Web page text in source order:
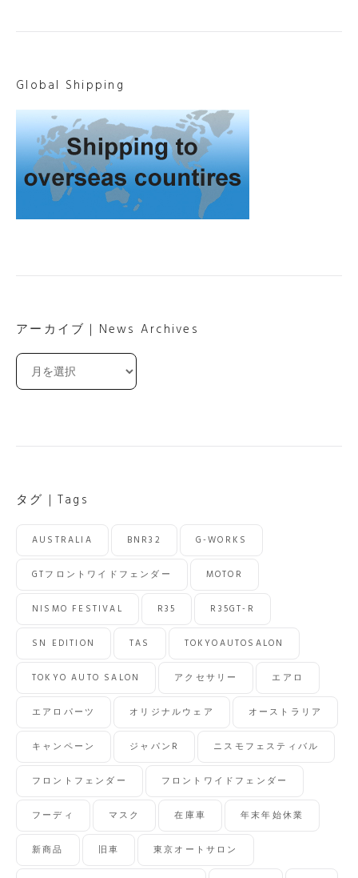
Global Shipping
アーカイブ｜News Archives
ア
ー
Archives
タグ｜Tags
AUSTRALIA BNR32 G-WORKS
GTフロントワイドフェンダー MOTOR
NISMO FESTIVAL R35 R35GT-R
SN EDITION TAS TOKYOAUTOSALON
TOKYO AUTO SALON アクセサリー エアロ
エアロパーツ オリジナルウェア オーストラリア
キャンペーン ジャパンR ニスモフェスティバル
フロントフェンダー フロントワイドフェンダー
フーディ マスク 在庫車 年末年始休業
新商品 旧車 東京オートサロン